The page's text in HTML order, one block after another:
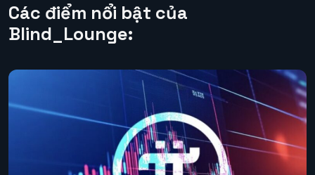
Các điểm nổi bật của
Blind_Lounge: